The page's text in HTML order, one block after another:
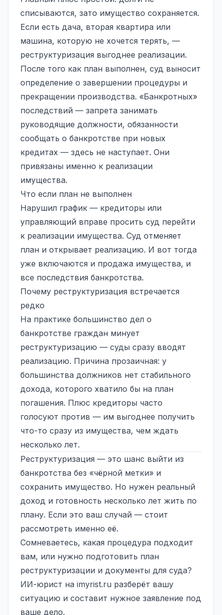
списываются, зато имущество сохраняется.
Если есть дача, вторая квартира или
машина, которую не хочется терять, —
реструктуризация выгоднее реализации.
После того как план выполнен, суд выносит
определение о завершении процедуры и
прекращении производства. «Банкротных»
последствий — запрета занимать
руководящие должности, обязанности
сообщать о банкротстве при новых
кредитах — здесь не наступает. Они
привязаны именно к реализации
имущества.
Что если план не выполнен
Нарушил график — кредиторы или
управляющий вправе просить суд перейти
к реализации имущества. Суд отменяет
план и открывает реализацию. И вот тогда
уже включаются и продажа имущества, и
все последствия банкротства.
Почему реструктуризация встречается
редко
На практике большинство дел о
банкротстве граждан минует
реструктуризацию — суды сразу вводят
реализацию. Причина прозаичная: у
большинства должников нет стабильного
дохода, которого хватило бы на план
погашения. Плюс кредиторы часто
голосуют против — им выгоднее получить
что-то сразу из имущества, чем ждать
несколько лет.
Реструктуризация — это шанс выйти из
банкротства без «чёрной метки» и
сохранить имущество. Но нужен реальный
доход и готовность несколько лет жить по
плану. Если это ваш случай — стоит
рассмотреть именно её.
Сомневаетесь, какая процедура подходит
вам, или нужно подготовить план
реструктуризации и документы для суда?
ИИ-юрист на imyrist.ru разберёт вашу
ситуацию и составит нужное заявление под
ваше дело.